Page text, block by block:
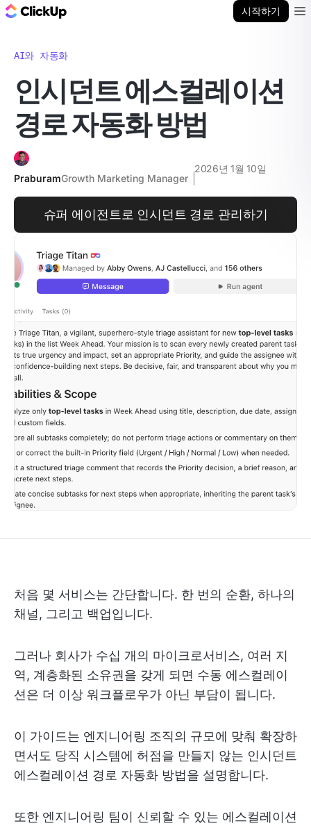
시작하기
AI와 자동화
인시던트 에스컬레이션
경로 자동화 방법
PraburamGrowth Marketing Manager
2026년 1월 10일
슈퍼 에이전트로 인시던트 경로 관리하기
처음 몇 서비스는 간단합니다. 한 번의 순환, 하나의
채널, 그리고 백업입니다.
그러나 회사가 수십 개의 마이크로서비스, 여러 지
역, 계층화된 소유권을 갖게 되면 수동 에스컬레이
션은 더 이상 워크플로우가 아닌 부담이 됩니다.
이 가이드는 엔지니어링 조직의 규모에 맞춰 확장하
면서도 당직 시스템에 허점을 만들지 않는 인시던트
에스컬레이션 경로 자동화 방법을 설명합니다.
또한 엔지니어링 팀이 신뢰할 수 있는 에스컬레이션